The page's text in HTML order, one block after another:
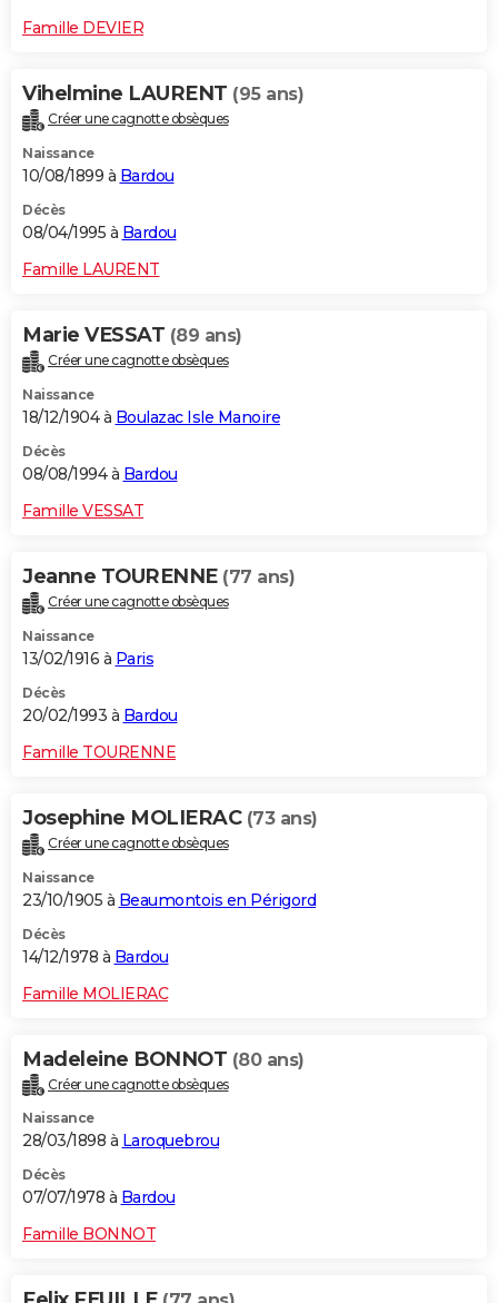
Famille DEVIER
Vihelmine LAURENT (95 ans)
Créer une cagnotte obsèques
Naissance
10/08/1899 à Bardou
Décès
08/04/1995 à Bardou
Famille LAURENT
Marie VESSAT (89 ans)
Créer une cagnotte obsèques
Naissance
18/12/1904 à Boulazac Isle Manoire
Décès
08/08/1994 à Bardou
Famille VESSAT
Jeanne TOURENNE (77 ans)
Créer une cagnotte obsèques
Naissance
13/02/1916 à Paris
Décès
20/02/1993 à Bardou
Famille TOURENNE
Josephine MOLIERAC (73 ans)
Créer une cagnotte obsèques
Naissance
23/10/1905 à Beaumontois en Périgord
Décès
14/12/1978 à Bardou
Famille MOLIERAC
Madeleine BONNOT (80 ans)
Créer une cagnotte obsèques
Naissance
28/03/1898 à Laroquebrou
Décès
07/07/1978 à Bardou
Famille BONNOT